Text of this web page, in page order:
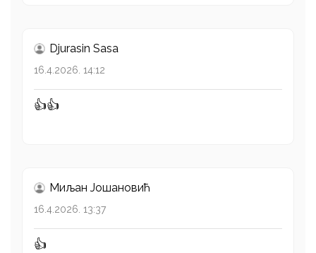
Djurasin Sasa
16.4.2026. 14:12
👍👍
Миљан Јошановић
16.4.2026. 13:37
👍